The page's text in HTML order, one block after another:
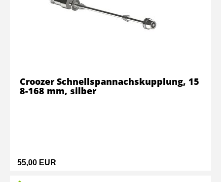
55,00 EUR
Croozer Schnellspannachskupplung, 15
8-168 mm, silber